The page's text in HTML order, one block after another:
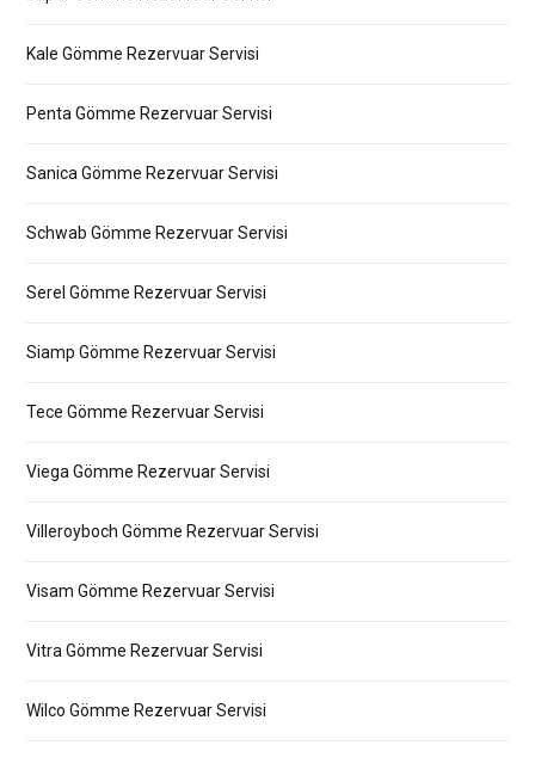
Kale Gömme Rezervuar Servisi
Penta Gömme Rezervuar Servisi
Sanica Gömme Rezervuar Servisi
Schwab Gömme Rezervuar Servisi
Serel Gömme Rezervuar Servisi
Siamp Gömme Rezervuar Servisi
Tece Gömme Rezervuar Servisi
Viega Gömme Rezervuar Servisi
Villeroyboch Gömme Rezervuar Servisi
Visam Gömme Rezervuar Servisi
Vitra Gömme Rezervuar Servisi
Wilco Gömme Rezervuar Servisi